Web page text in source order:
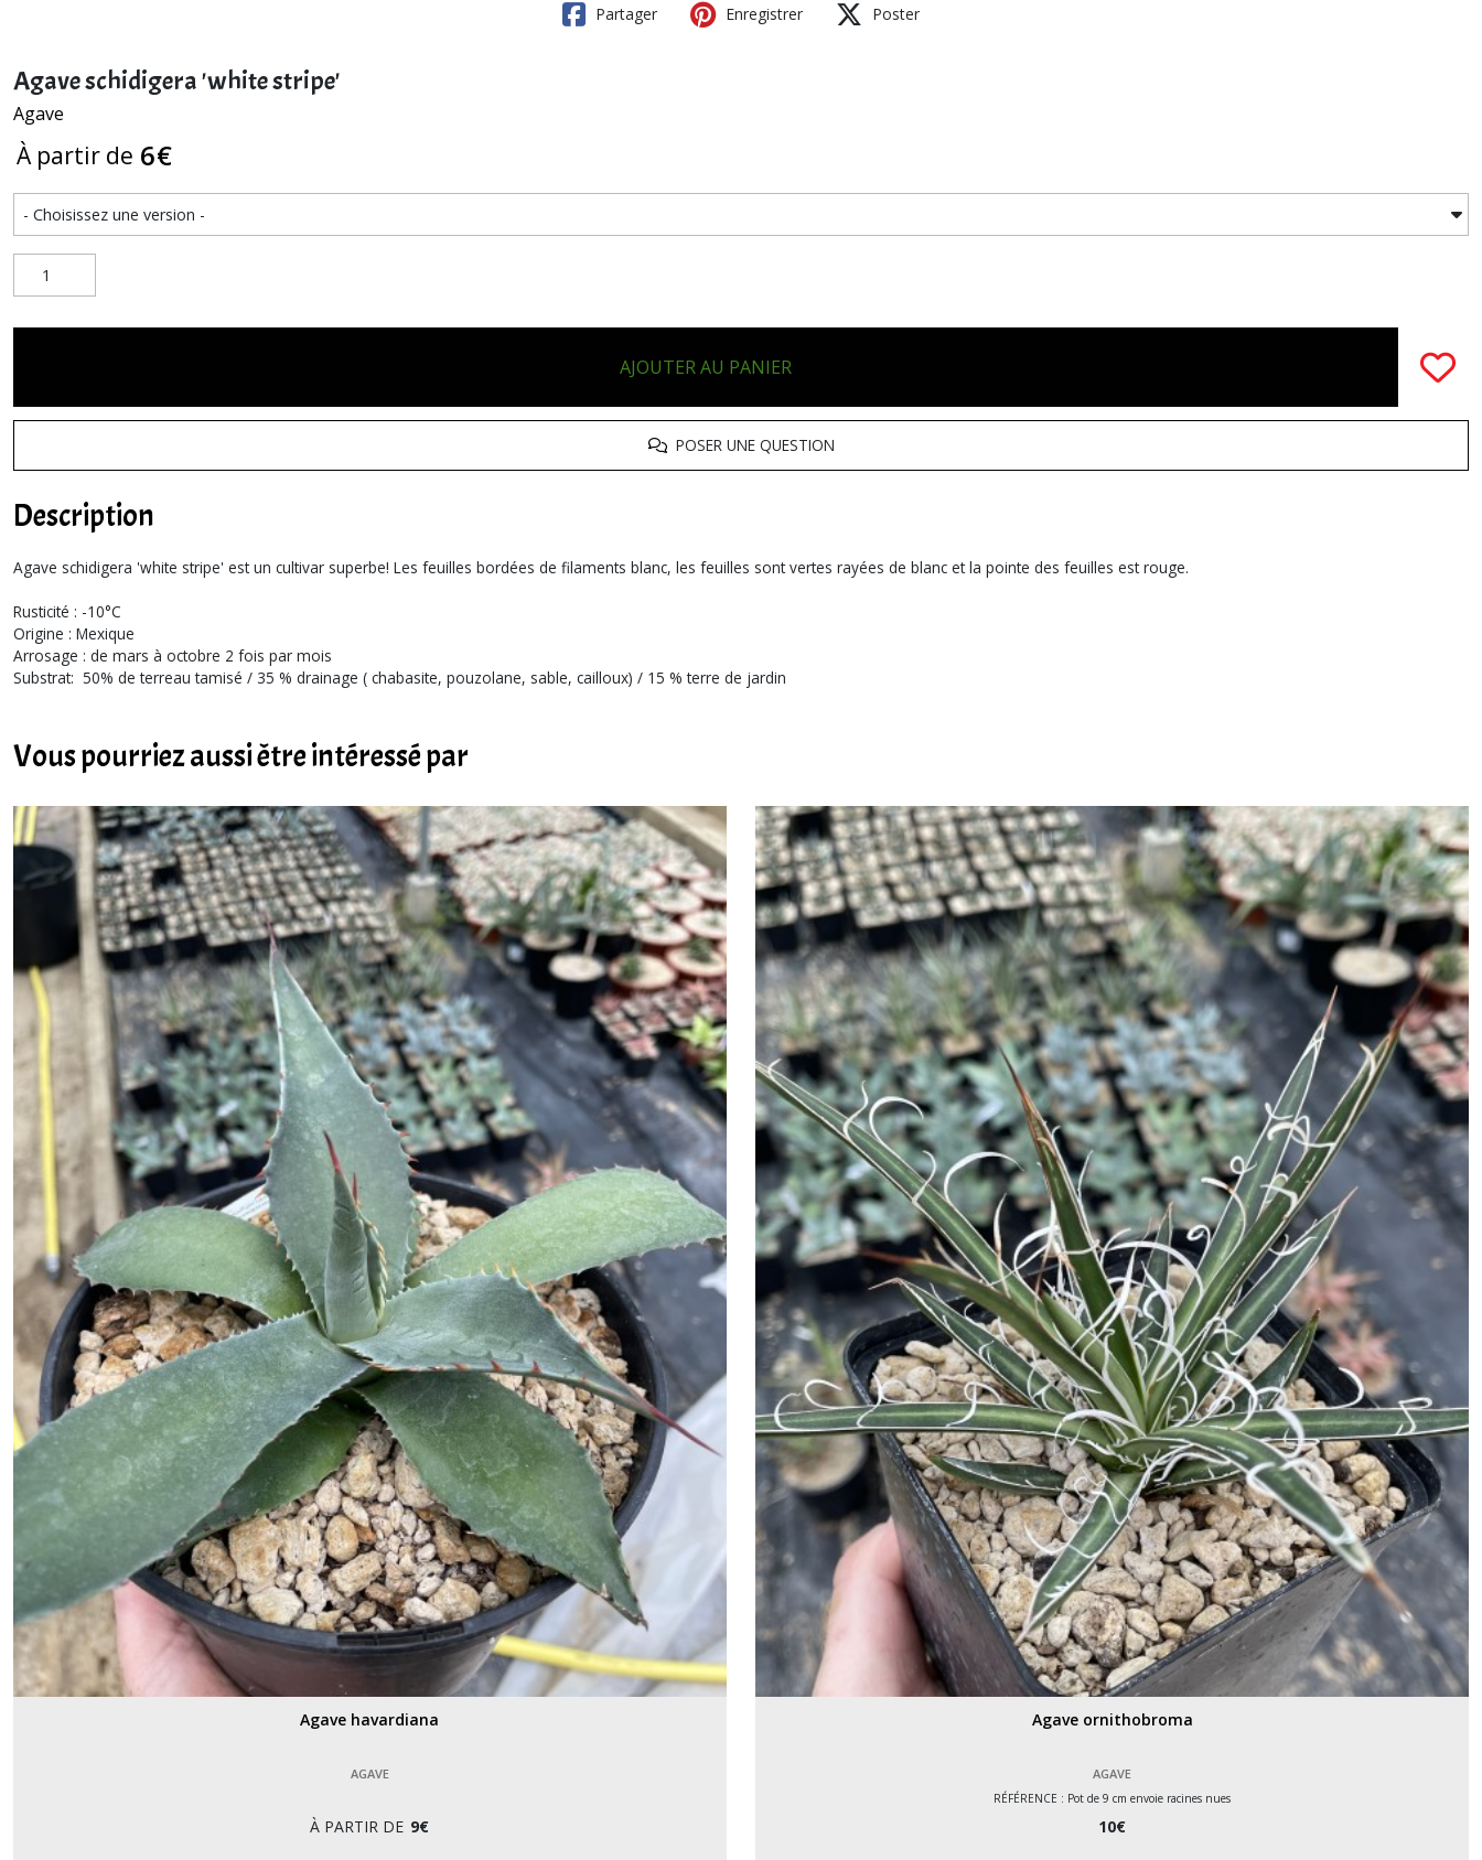
Partager Enregistrer Poster
Agave schidigera 'white stripe'
Agave
À partir de 6€
AJOUTER AU PANIER
POSER UNE QUESTION
Description
Agave schidigera 'white stripe' est un cultivar superbe! Les feuilles bordées de filaments blanc, les feuilles sont vertes rayées de blanc et la pointe des feuilles est rouge.
Rusticité : -10°C
Origine : Mexique
Arrosage : de mars à octobre 2 fois par mois
Substrat: 50% de terreau tamisé / 35 % drainage ( chabasite, pouzolane, sable, cailloux) / 15 % terre de jardin
Vous pourriez aussi être intéressé par
Agave havardiana
AGAVE
À PARTIR DE 9€
Agave ornithobroma
AGAVE
RÉFÉRENCE : Pot de 9 cm envoie racines nues
10€